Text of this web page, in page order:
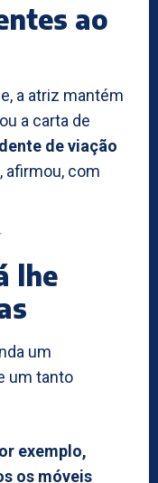
ao
a atriz mantém
a carta de
de viação
, afirmou, com
lhe
um
um tanto
exemplo,
os móveis